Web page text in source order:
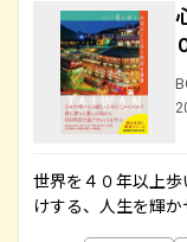
世界を４０年以上
けする、人生を輝